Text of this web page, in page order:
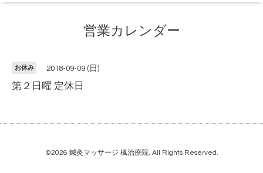
営業カレンダー
お休み 2018-09-09 (日)
第２日曜 定休日
©2026 鍼灸マッサージ 楓治療院. All Rights Reserved.